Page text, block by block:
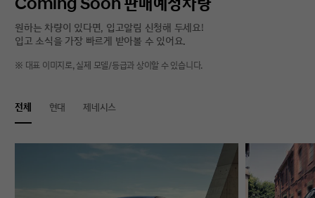
Coming Soon 판매예정차량
원하는 차량이 있다면, 입고알림 신청해 두세요!
입고 소식을 가장 빠르게 받아볼 수 있어요.
※ 대표 이미지로, 실제 모델/등급과 상이할 수 있습니다.
전체 현대 제네시스